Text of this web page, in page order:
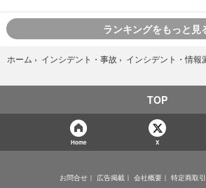
ランキングをもっと見
ホーム › インシデント・事故 › インシデント・情報
TOP
Home X
お問合せ 広告掲載 会社概要
特定商取